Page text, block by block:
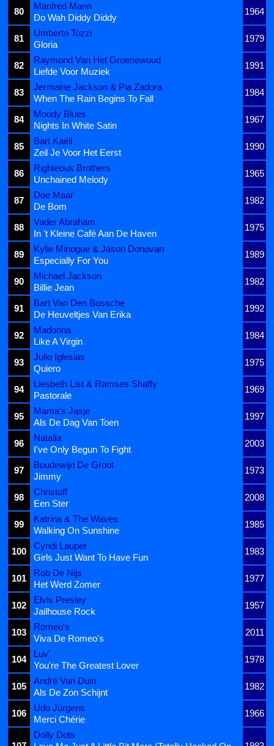
80
Manfred Mann
1964
Do Wah Diddy Diddy
81
Umberto Tozzi
1979
Gloria
82
Raymond Van Het Groenewoud
1991
Liefde Voor Muziek
83
Jermaine Jackson & Pia Zadora
1984
When The Rain Begins To Fall
84
Moody Blues
1967
Nights In White Satin
85
Bart Kaëll
1990
Zeil Je Voor Het Eerst
86
Righteous Brothers
1965
Unchained Melody
87
Doe Maar
1982
De Bom
88
Vader Abraham
1975
In 't Kleine Café Aan De Haven
89
Kylie Minogue & Jason Donovan
1989
Especially For You
90
Michael Jackson
1982
Billie Jean
91
Bart Van Den Bossche
1992
De Heuveltjes Van Erika
92
Madonna
1984
Like A Virgin
93
Julio Iglesias
1975
Quiero
94
Liesbeth List & Ramses Shaffy
1969
Pastorale
95
Mama's Jasje
1997
Als De Dag Van Toen
96
Natalia
2003
I've Only Begun To Fight
97
Boudewijn De Groot
1973
Jimmy
98
Christoff
2008
Een Ster
99
Katrina & The Waves
1985
Walking On Sunshine
100
Cyndi Lauper
1983
Girls Just Want To Have Fun
101
Rob De Nijs
1977
Het Werd Zomer
102
Elvis Presley
1957
Jailhouse Rock
103
Romeo's
2011
Viva De Romeo's
104
Luv'
1978
You're The Greatest Lover
105
André Van Duin
1982
Als De Zon Schijnt
106
Udo Jürgens
1966
Merci Chérie
Dolly Dots